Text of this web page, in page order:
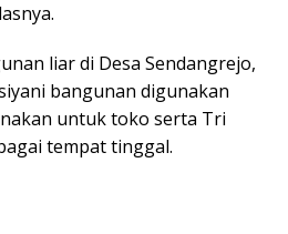
liar di Desa Sendangrejo,
bangunan digunakan
untuk toko serta Tri
tempat tinggal.